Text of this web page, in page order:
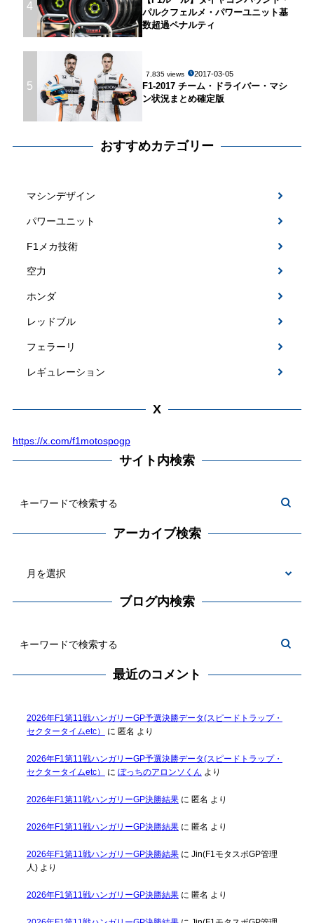
4
パルクフェルメ・パワーユニット基
数超過ペナルティ
5
7,835 views 2017-03-05
F1-2017 チーム・ドライバー・マシ
ン状況まとめ確定版
おすすめカテゴリー
マシンデザイン
パワーユニット
F1メカ技術
空力
ホンダ
レッドブル
フェラーリ
レギュレーション
X
https://x.com/f1motospogp
サイト内検索
アーカイブ検索
ブログ内検索
最近のコメント
2026年F1第11戦ハンガリーGP予選決勝データ(スピードトラップ・
セクタータイムetc）
に 匿名 より
2026年F1第11戦ハンガリーGP予選決勝データ(スピードトラップ・
セクタータイムetc）
に ぼっちのアロンソくん より
2026年F1第11戦ハンガリーGP決勝結果に 匿名 より
2026年F1第11戦ハンガリーGP決勝結果に 匿名 より
2026年F1第11戦ハンガリーGP決勝結果に Jin(F1モタスポGP管理
人)より
2026年F1第11戦ハンガリーGP決勝結果に 匿名 より